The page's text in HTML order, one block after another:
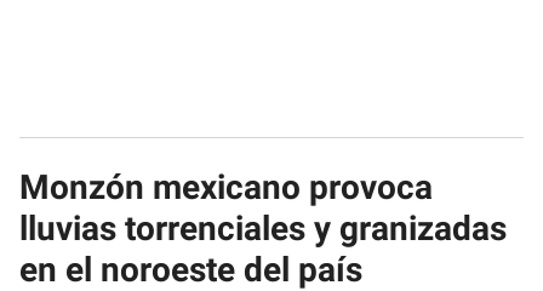
Monzón mexicano provoca
lluvias torrenciales y granizadas
en el noroeste del país